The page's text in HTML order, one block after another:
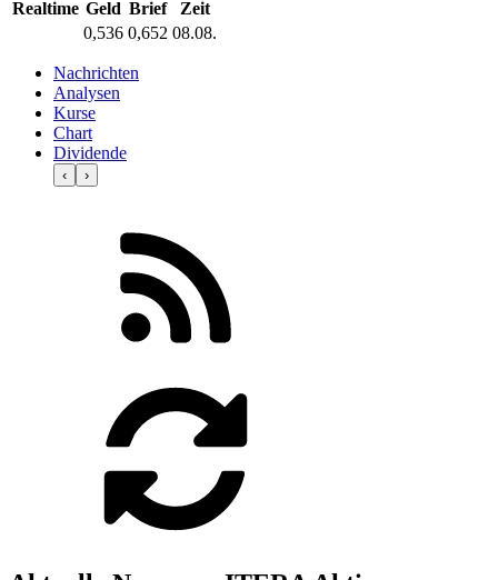
Realtime Geld Brief
Zeit
0,536 0,652 08.08.
Nachrichten
Analysen
Kurse
Chart
Dividende
‹ ›